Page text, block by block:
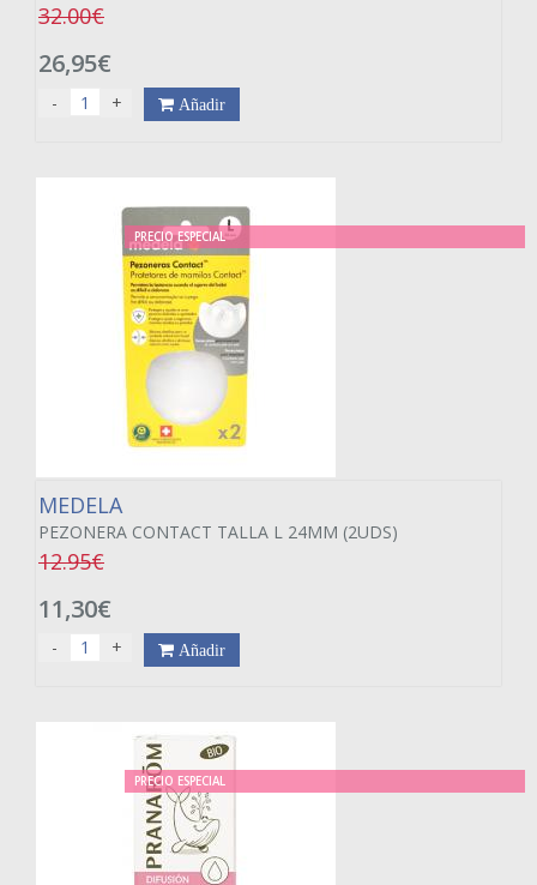
32.00€
26,95€
- + Añadir
PRECIO ESPECIAL
MEDELA
PEZONERA CONTACT TALLA L 24MM (2UDS)
12.95€
11,30€
- + Añadir
PRECIO ESPECIAL